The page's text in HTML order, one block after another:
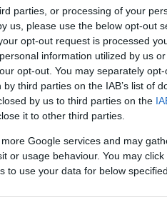
parties, or processing of your
us, please use the below opt-out
opt-out request is processed
information utilized by us
opt-out. You may separately
third parties on the IAB’s list of
by us to third parties on the
it to other third parties.
Google services and may
or usage behaviour. You may
to use your data for below
σαν αποτέλεσμα
. Αξιοσημείωτο
έχουν σημειωθεί
τα κρούσματα στη
άτομα ελληνικής
είτε ανεμβολίαστοι ή
- 2021) στη χώρα
είναι ικανοποιητική